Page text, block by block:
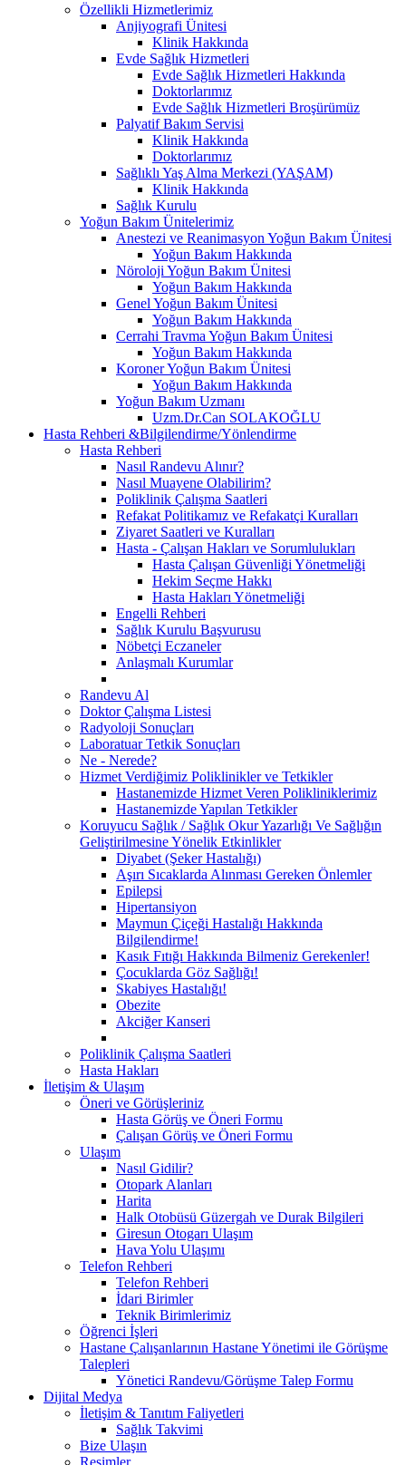
Özellikli Hizmetlerimiz
Anjiyografi Ünitesi
Klinik Hakkında
Evde Sağlık Hizmetleri
Evde Sağlık Hizmetleri Hakkında
Doktorlarımız
Evde Sağlık Hizmetleri Broşürümüz
Palyatif Bakım Servisi
Klinik Hakkında
Doktorlarımız
Sağlıklı Yaş Alma Merkezi (YAŞAM)
Klinik Hakkında
Sağlık Kurulu
Yoğun Bakım Ünitelerimiz
Anestezi ve Reanimasyon Yoğun Bakım Ünitesi
Yoğun Bakım Hakkında
Nöroloji Yoğun Bakım Ünitesi
Yoğun Bakım Hakkında
Genel Yoğun Bakım Ünitesi
Yoğun Bakım Hakkında
Cerrahi Travma Yoğun Bakım Ünitesi
Yoğun Bakım Hakkında
Koroner Yoğun Bakım Ünitesi
Yoğun Bakım Hakkında
Yoğun Bakım Uzmanı
Uzm.Dr.Can SOLAKOĞLU
Hasta Rehberi &Bilgilendirme/Yönlendirme
Hasta Rehberi
Nasıl Randevu Alınır?
Nasıl Muayene Olabilirim?
Poliklinik Çalışma Saatleri
Refakat Politikamız ve Refakatçi Kuralları
Ziyaret Saatleri ve Kuralları
Hasta - Çalışan Hakları ve Sorumlulukları
Hasta Çalışan Güvenliği Yönetmeliği
Hekim Seçme Hakkı
Hasta Hakları Yönetmeliği
Engelli Rehberi
Sağlık Kurulu Başvurusu
Nöbetçi Eczaneler
Anlaşmalı Kurumlar
Randevu Al
Doktor Çalışma Listesi
Radyoloji Sonuçları
Laboratuar Tetkik Sonuçları
Ne - Nerede?
Hizmet Verdiğimiz Poliklinikler ve Tetkikler
Hastanemizde Hizmet Veren Polikliniklerimiz
Hastanemizde Yapılan Tetkikler
Koruyucu Sağlık / Sağlık Okur Yazarlığı Ve Sağlığın
Geliştirilmesine Yönelik Etkinlikler
Diyabet (Şeker Hastalığı)
Aşırı Sıcaklarda Alınması Gereken Önlemler
Epilepsi
Hipertansiyon
Maymun Çiçeği Hastalığı Hakkında
Bilgilendirme!
Kasık Fıtığı Hakkında Bilmeniz Gerekenler!
Çocuklarda Göz Sağlığı!
Skabiyes Hastalığı!
Obezite
Akciğer Kanseri
Poliklinik Çalışma Saatleri
Hasta Hakları
İletişim & Ulaşım
Öneri ve Görüşleriniz
Hasta Görüş ve Öneri Formu
Çalışan Görüş ve Öneri Formu
Ulaşım
Nasıl Gidilir?
Otopark Alanları
Harita
Halk Otobüsü Güzergah ve Durak Bilgileri
Giresun Otogarı Ulaşım
Hava Yolu Ulaşımı
Telefon Rehberi
Telefon Rehberi
İdari Birimler
Teknik Birimlerimiz
Öğrenci İşleri
Hastane Çalışanlarının Hastane Yönetimi ile Görüşme
Talepleri
Yönetici Randevu/Görüşme Talep Formu
Dijital Medya
İletişim & Tanıtım Faliyetleri
Sağlık Takvimi
Bize Ulaşın
Resimler